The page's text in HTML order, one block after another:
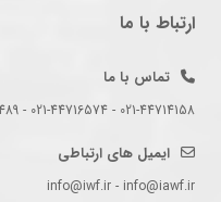
ارتباط با ما
تماس با ما
021-44714158 - 021-44716574 - 021-44714489
ایمیل های ارتباطی
info@iwf.ir - info@iawf.ir